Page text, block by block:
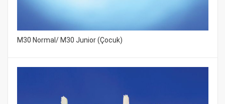
M30 Normal/ M30 Junior (Çocuk)